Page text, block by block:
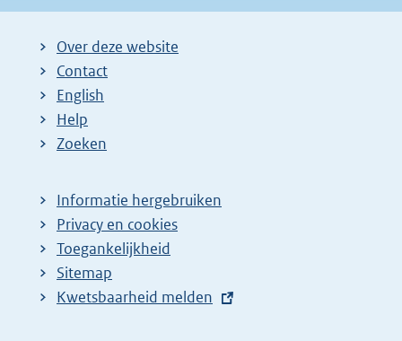
Over deze website
Contact
English
Help
Zoeken
Informatie hergebruiken
Privacy en cookies
Toegankelijkheid
Sitemap
E
Kwetsbaarheid melden